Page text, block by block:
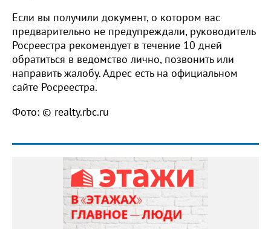
Если вы получили документ, о котором вас
предварительно не предупреждали, руководитель
Росреестра рекомендует в течение 10 дней
обратиться в ведомство лично, позвонить или
направить жалобу. Адрес есть на официальном
сайте Росреестра.
Фото: © realty.rbc.ru